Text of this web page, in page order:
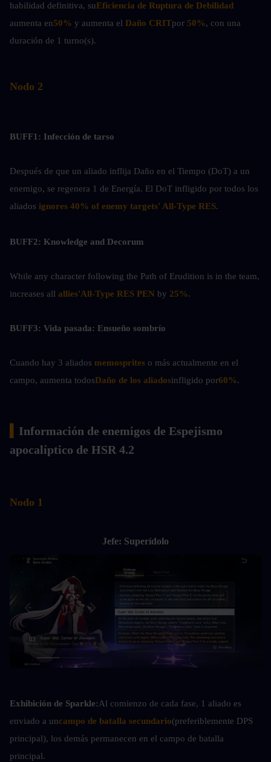
habilidad definitiva, su
aumenta en50% y aumenta el Daño CRITpor 50%, con una
duración de 1 turno(s).
Nodo 2
BUFF1: Infección de tarso
Después de que un aliado inflija Daño en el Tiempo (DoT) a un
enemigo, se regenera 1 de Energía. El DoT infligido por todos los
aliados ignores 40% of enemy targets' All-Type RES.
BUFF2: Knowledge and Decorum
While any character following the Path of Erudition is in the team,
increases all allies'All-Type RES PEN by 25%.
BUFF3: Vida pasada: Ensueño sombrío
Cuando hay 3 aliados memosprites o más actualmente en el
campo, aumenta todosDaño de los aliadosinfligido por60%.
Información de enemigos de Espejismo
apocalíptico de HSR 4.2
Nodo 1
Jefe: Superídolo
Exhibición de Sparkle:Al comienzo de cada fase, 1 aliado es
enviado a uncampo de batalla secundario(preferiblemente DPS
principal), los demás permanecen en el campo de batalla
principal.